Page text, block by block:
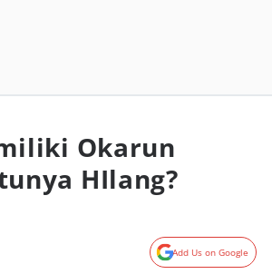
Okarun
HIlang?
Add Us on Google